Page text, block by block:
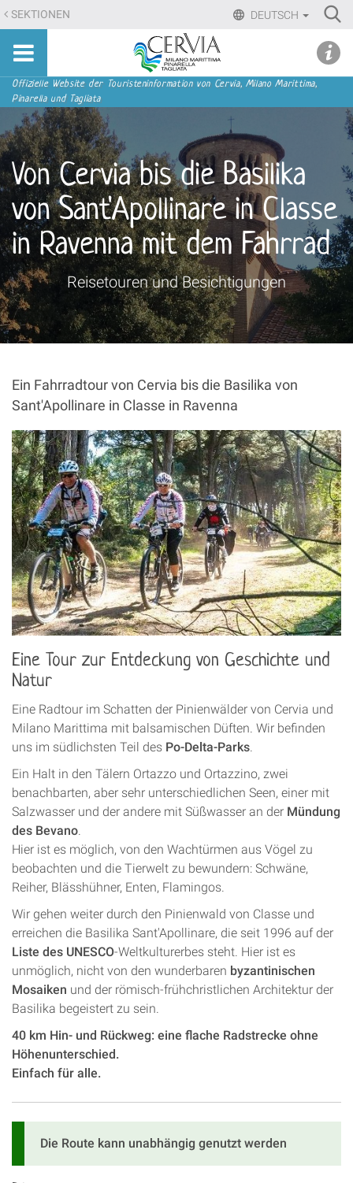
Direkt
zum
Inhalt
Direkt
zur
Navigation
DEUTSCH
SEKTIONEN
Sito
turistico
ufficiale
Marittima,
Pinarella,
Tagliata
Sektionen
Offizielle Website der Touristeninformation von Cervia, Milano Marittima,
Pinarella und Tagliata
Von Cervia bis die Basilika
von Sant'Apollinare in Classe
in Ravenna mit dem Fahrrad
Reisetouren und Besichtigungen
Ein Fahrradtour von Cervia bis die Basilika von
Sant'Apollinare in Classe in Ravenna
Eine Tour zur Entdeckung von Geschichte und
Natur
Eine Radtour im Schatten der Pinienwälder von Cervia und
Milano Marittima mit balsamischen Düften. Wir befinden
uns im südlichsten Teil des Po-Delta-Parks.
Ein Halt in den Tälern Ortazzo und Ortazzino, zwei
benachbarten, aber sehr unterschiedlichen Seen, einer mit
Salzwasser und der andere mit Süßwasser an der Mündung
des Bevano.
Hier ist es möglich, von den Wachtürmen aus Vögel zu
beobachten und die Tierwelt zu bewundern: Schwäne,
Reiher, Blässhühner, Enten, Flamingos.
Wir gehen weiter durch den Pinienwald von Classe und
erreichen die Basilika Sant'Apollinare, die seit 1996 auf der
Liste des UNESCO-Weltkulturerbes steht. Hier ist es
unmöglich, nicht von den wunderbaren byzantinischen
Mosaiken und der römisch-frühchristlichen Architektur der
Basilika begeistert zu sein.
40 km Hin- und Rückweg: eine flache Radstrecke ohne
Höhenunterschied.
Einfach für alle.
Die Route kann unabhängig genutzt werden
menu